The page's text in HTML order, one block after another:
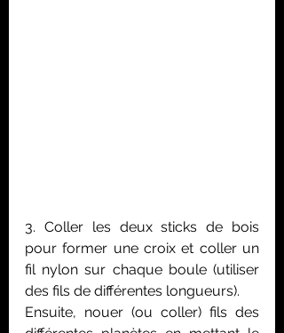
3. Coller les deux sticks de bois
pour former une croix et coller un
fil nylon sur chaque boule (utiliser
des fils de différentes longueurs).
Ensuite, nouer (ou coller) fils des